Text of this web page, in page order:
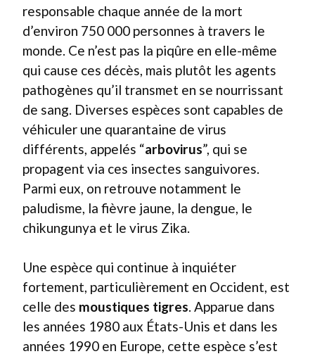
responsable chaque année de la mort
d’environ 750 000 personnes à travers le
monde. Ce n’est pas la piqûre en elle-même
qui cause ces décès, mais plutôt les agents
pathogènes qu’il transmet en se nourrissant
de sang. Diverses espèces sont capables de
véhiculer une quarantaine de virus
différents, appelés “arbovirus”, qui se
propagent via ces insectes sanguivores.
Parmi eux, on retrouve notamment le
paludisme, la fièvre jaune, la dengue, le
chikungunya et le virus Zika.
Une espèce qui continue à inquiéter
fortement, particulièrement en Occident, est
celle des moustiques tigres. Apparue dans
les années 1980 aux États-Unis et dans les
années 1990 en Europe, cette espèce s’est